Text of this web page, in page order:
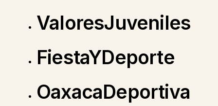
ValoresJuveniles
FiestaYDeporte
OaxacaDeportiva